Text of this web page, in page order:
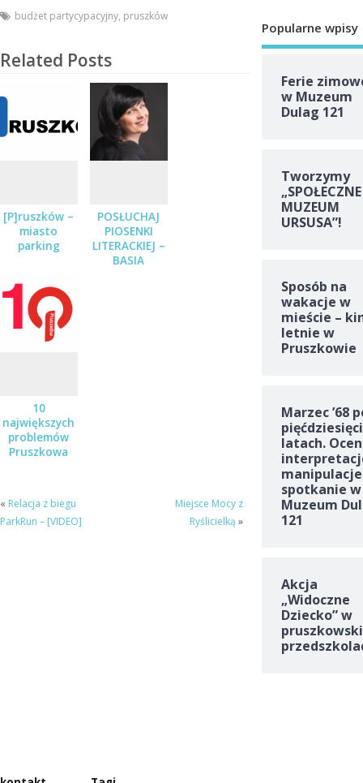
budżet partycypacyjny, pruszków
Related Posts
[P]ruszków –
miasto
parking
POSŁUCHAJ
PIOSENKI
LITERACKIEJ –
BASIA
10
największych
problemów
Pruszkowa
« Relacja z biegu
ParkRun – [VIDEO]
Miejsce Mocy z
Ryślicielką »
Popularne wpisy
Ferie
w Muzeum
Dulag 121
Tworzymy
„SPOŁECZNE
MUZEUM
URSUSA”!
Sposób na
wakacje w
mieście –
letnie w
Pruszkowie
Marzec ’68
latach.
spotkanie w
Muzeum
121
Akcja
„Widoczne
Dziecko” w